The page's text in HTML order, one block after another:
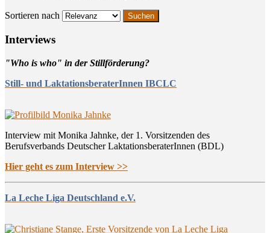
Sortieren nach
Inter­views
"Who is who" in der Stillförderung?
Still- und LaktationsberaterInnen IBCLC
Interview mit Monika Jahnke, der 1. Vorsitzenden des
Berufsverbands Deutscher LaktationsberaterInnen (BDL)
Hier geht es zum Interview >>
La Leche Liga Deutschland e.V.